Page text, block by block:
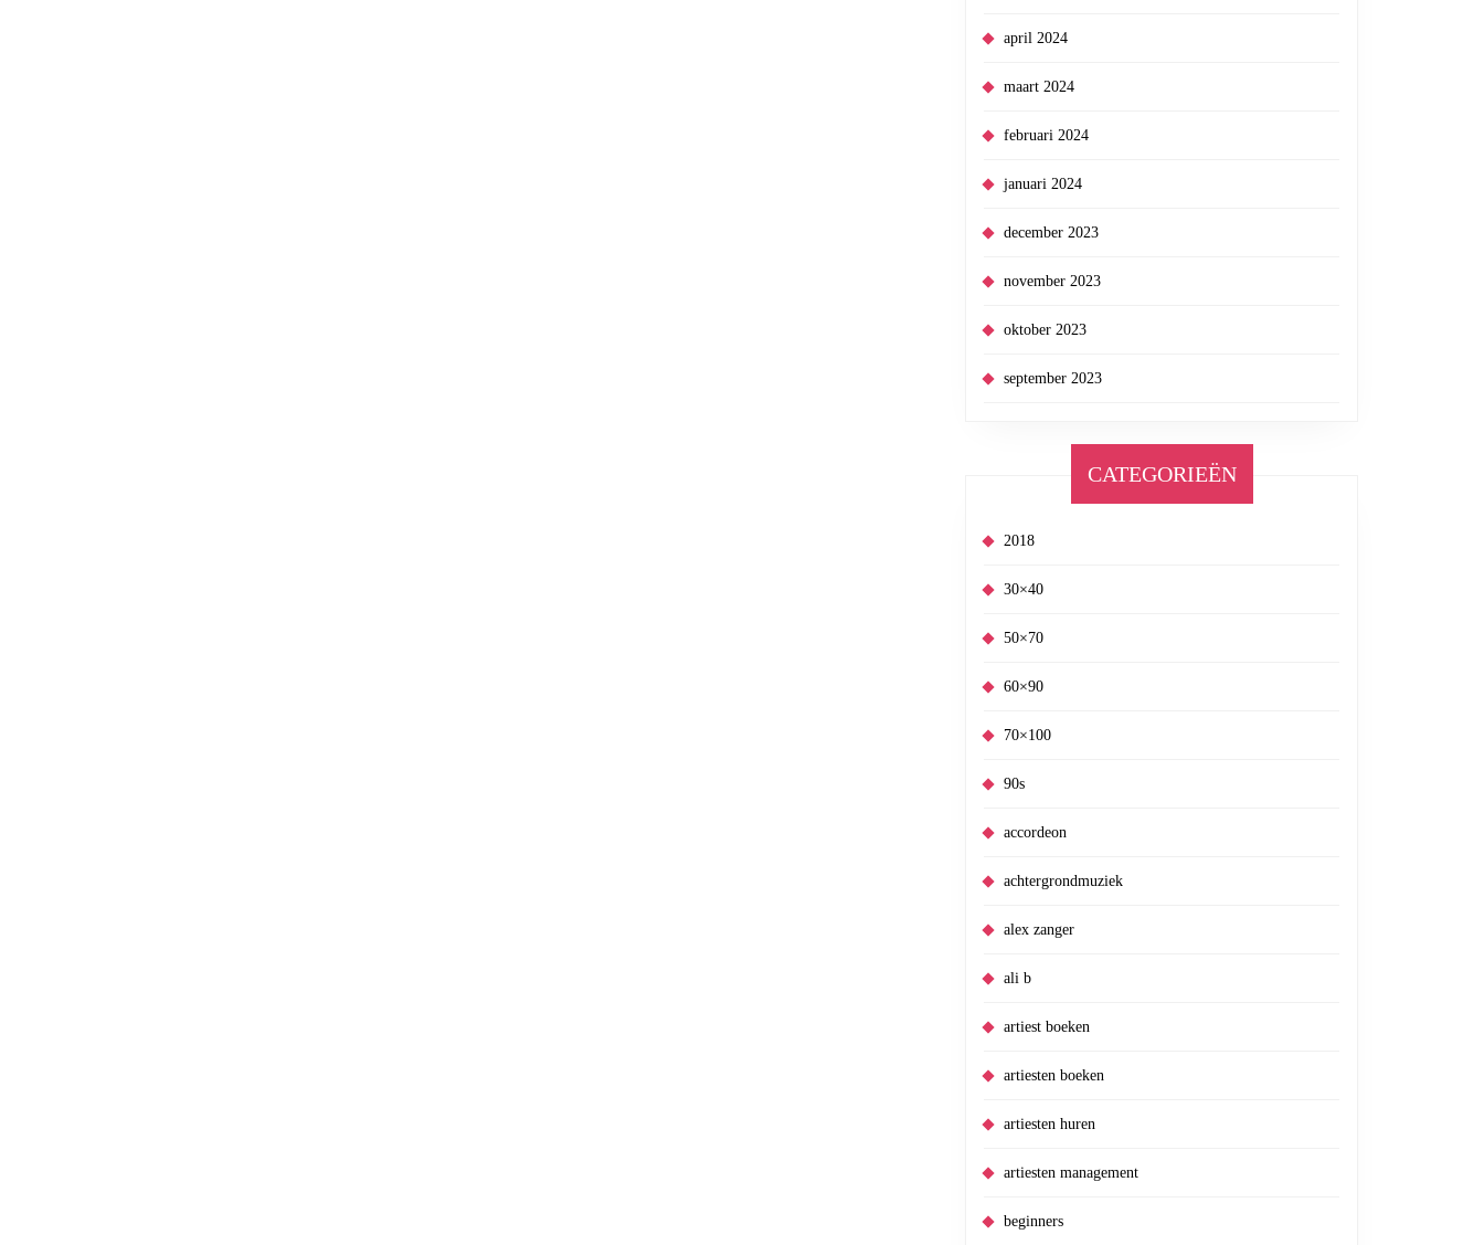
april 2024
maart 2024
februari 2024
januari 2024
december 2023
november 2023
oktober 2023
september 2023
CATEGORIEËN
2018
30×40
50×70
60×90
70×100
90s
accordeon
achtergrondmuziek
alex zanger
ali b
artiest boeken
artiesten boeken
artiesten huren
artiesten management
beginners